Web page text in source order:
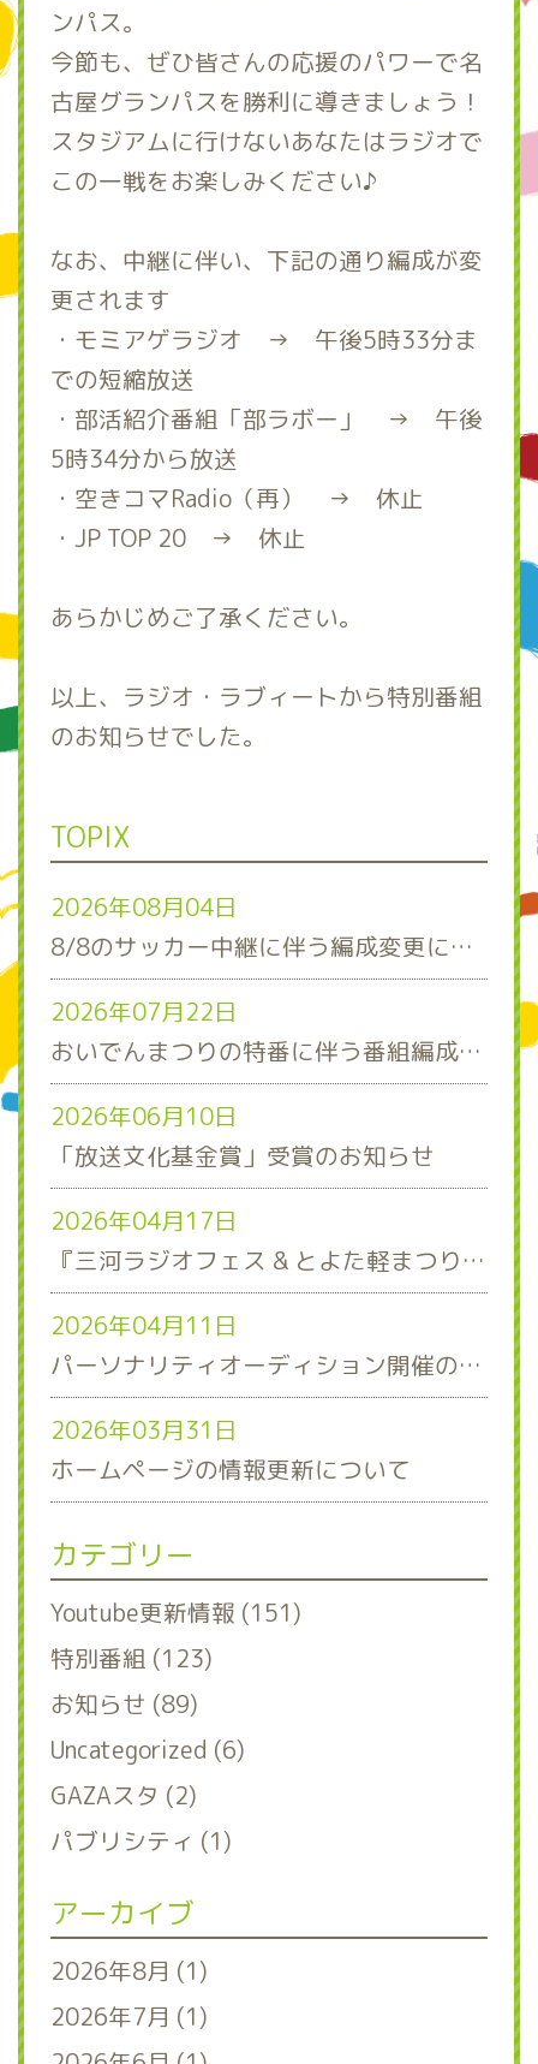
ンパス。
今節も、ぜひ皆さんの応援のパワーで名
古屋グランパスを勝利に導きましょう！
スタジアムに行けないあなたはラジオで
この一戦をお楽しみください♪
なお、中継に伴い、下記の通り編成が変
更されます
・モミアゲラジオ → 午後5時33分ま
での短縮放送
・部活紹介番組「部ラボー」 → 午後
5時34分から放送
・空きコマRadio（再） → 休止
・JP TOP 20 → 休止
あらかじめご了承ください。
以上、ラジオ・ラブィートから特別番組
のお知らせでした。
TOPIX
2026年08月04日
8/8のサッカー中継に伴う編成変更について
2026年07月22日
おいでんまつりの特番に伴う番組編成について
2026年06月10日
「放送文化基金賞」受賞のお知らせ
2026年04月17日
『三河ラジオフェス & とよた軽まつり』ステージスケジュール発表！
2026年04月11日
パーソナリティオーディション開催のお知らせ
2026年03月31日
ホームページの情報更新について
カテゴリー
Youtube更新情報 (151)
特別番組 (123)
お知らせ (89)
Uncategorized (6)
GAZAスタ (2)
パブリシティ (1)
アーカイブ
2026年8月 (1)
2026年7月 (1)